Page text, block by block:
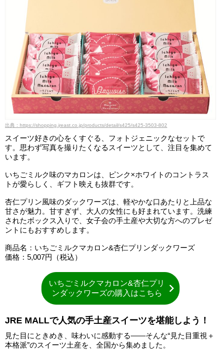
出典：https://shopping.jreast.co.jp/products/detail/s425/s425-3503-802
スイーツ好きの心をくすぐる、フォトジェニックなセットで
す。思わず写真を撮りたくなるスイーツとして、注目を集めて
います。
いちごミルク味のマカロンは、ピンク×ホワイトのコントラス
トが愛らしく、ギフト映えも抜群です。
杏仁プリン風味のダックワーズは、軽やかな口あたりと上品な
甘さが魅力。甘すぎず、大人の女性にも好まれています。洗練
されたボックス入りで、女子会の手土産や大切な方へのプレゼ
ントにもおすすめします。
商品名：いちごミルクマカロン&杏仁プリンダックワーズ
価格：5,007円（税込）
いちごミルクマカロン&杏仁プリ
ンダックワーズの購入はこちら
JRE MALLで人気の手土産スイーツを堪能しよう！
見た目にときめき、味わいに感動する――そんな“見た目重視＋
本格派”のスイーツ土産を、全国から集めました。